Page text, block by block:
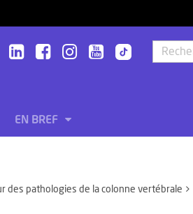
EN BREF
des pathologies de la colonne vertébrale